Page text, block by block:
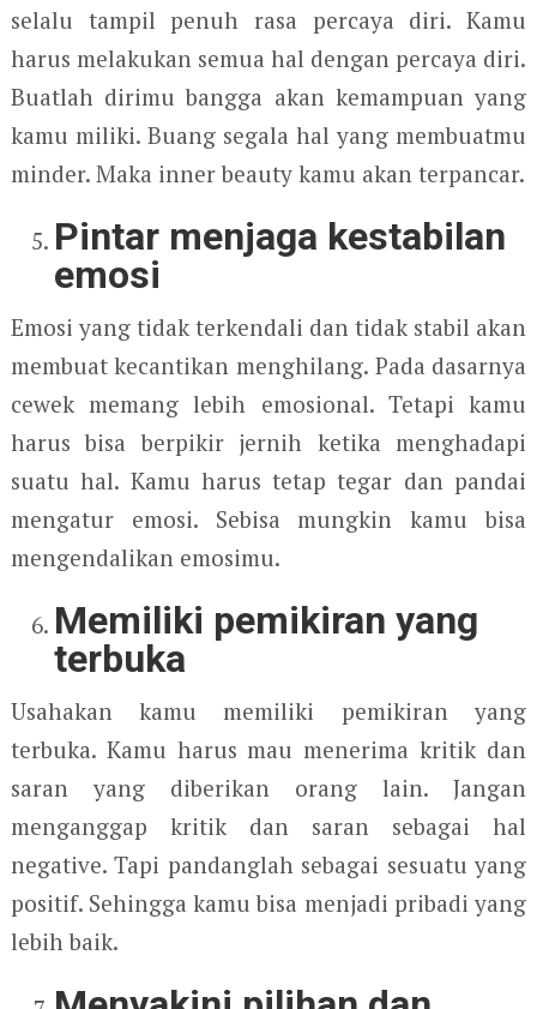
selalu tampil penuh rasa percaya diri. Kamu
harus melakukan semua hal dengan percaya diri.
Buatlah dirimu bangga akan kemampuan yang
kamu miliki. Buang segala hal yang membuatmu
minder. Maka inner beauty kamu akan terpancar.
Pintar menjaga kestabilan
emosi
Emosi yang tidak terkendali dan tidak stabil akan
membuat kecantikan menghilang. Pada dasarnya
cewek memang lebih emosional. Tetapi kamu
harus bisa berpikir jernih ketika menghadapi
suatu hal. Kamu harus tetap tegar dan pandai
mengatur emosi. Sebisa mungkin kamu bisa
mengendalikan emosimu.
Memiliki pemikiran yang
terbuka
Usahakan kamu memiliki pemikiran yang
terbuka. Kamu harus mau menerima kritik dan
saran yang diberikan orang lain. Jangan
menganggap kritik dan saran sebagai hal
negative. Tapi pandanglah sebagai sesuatu yang
positif. Sehingga kamu bisa menjadi pribadi yang
lebih baik.